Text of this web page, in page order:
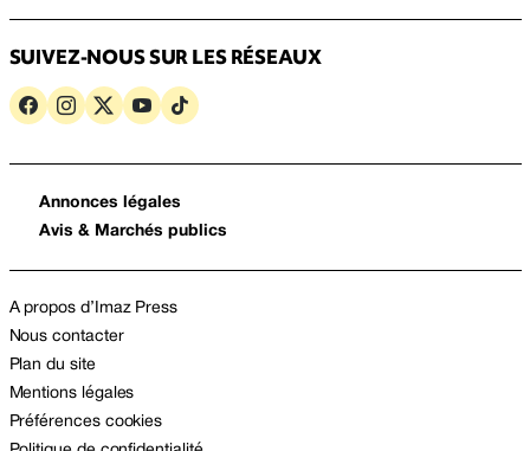
SUIVEZ-NOUS SUR LES RÉSEAUX
Annonces légales
Avis & Marchés publics
A propos d’Imaz Press
Nous contacter
Plan du site
Mentions légales
Préférences cookies